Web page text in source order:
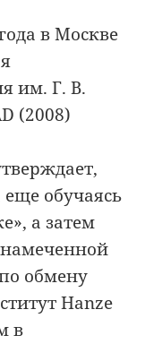
в Москве
им. Г. В.
(2008)
обучаясь
а затем
обмену
Hanze
в